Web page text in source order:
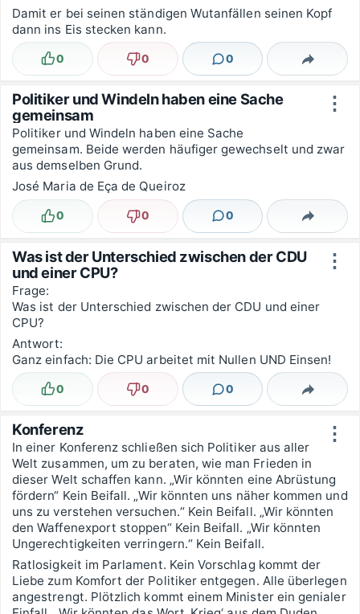
Damit er bei seinen ständigen Wutanfällen seinen Kopf
dann ins Eis stecken kann.
Lustig
0 Nicht lustig
0 0
Kommentare Teilen
⋮
Politiker und Windeln haben eine Sache
gemeinsam
Politiker und Windeln haben eine Sache
gemeinsam. Beide werden häufiger gewechselt und zwar
aus demselben Grund.
José Maria de Eça de Queiroz
Lustig
0 Nicht lustig
0 0
Kommentare Teilen
⋮
Was ist der Unterschied zwischen der CDU
und einer CPU?
Frage:
Was ist der Unterschied zwischen der CDU und einer
CPU?
Antwort:
Ganz einfach: Die CPU arbeitet mit Nullen UND Einsen!
Lustig
0 Nicht lustig
0 0
Kommentare Teilen
⋮
Konferenz
In einer Konferenz schließen sich Politiker aus aller
Welt zusammen, um zu beraten, wie man Frieden in
dieser Welt schaffen kann. „Wir könnten eine Abrüstung
fördern“ Kein Beifall. „Wir könnten uns näher kommen und
uns zu verstehen versuchen.“ Kein Beifall. „Wir könnten
den Waffenexport stoppen“ Kein Beifall. „Wir könnten
Ungerechtigkeiten verringern.“ Kein Beifall.
Ratlosigkeit im Parlament. Kein Vorschlag kommt der
Liebe zum Komfort der Politiker entgegen. Alle überlegen
angestrengt. Plötzlich kommt einem Minister ein genialer